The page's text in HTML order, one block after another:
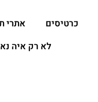
כרטיסים אתרי
לא רק איה